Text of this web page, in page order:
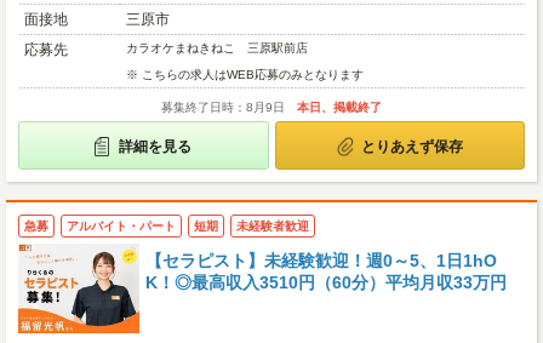
面接地
三原市
応募先
カラオケまねきねこ 三原駅前店
※ こちらの求人はWEB応募のみとなります
募集終了日時：8月9日 本日、掲載終了
詳細を見る とりあえず保存
急募 アルバイト・パート 短期 未経験者歓迎
【セラピスト】未経験歓迎！週0～5、1日1hO
K！◎最高収入3510円（60分）平均月収33万円